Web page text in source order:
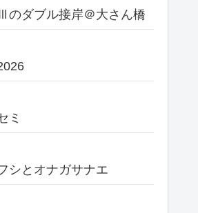
ダブル接岸＠大さん橋
ミ
シとオナガサナエ